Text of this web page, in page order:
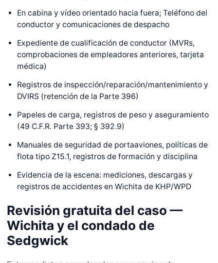
En cabina y vídeo orientado hacia fuera; Teléfono del
conductor y comunicaciones de despacho
Expediente de cualificación de conductor (MVRs,
comprobaciones de empleadores anteriores, tarjeta
médica)
Registros de inspección/reparación/mantenimiento y
DVIRS (retención de la Parte 396)
Papeles de carga, registros de peso y aseguramiento
(49 C.F.R. Parte 393; § 392.9)
Manuales de seguridad de portaaviones, políticas de
flota tipo Z15.1, registros de formación y disciplina
Evidencia de la escena: mediciones, descargas y
registros de accidentes en Wichita de KHP/WPD
Revisión gratuita del caso —
Wichita y el condado de
Sedgwick